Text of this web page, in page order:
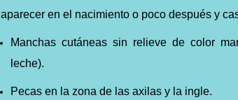
aparecer en el nacimiento o poco después y
Manchas cutáneas sin relieve de color
leche).
Pecas en la zona de las axilas y la ingle.